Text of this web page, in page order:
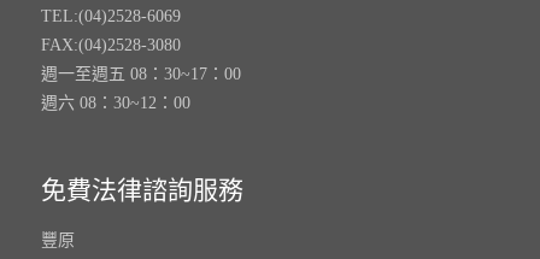
TEL:(04)2528-6069
FAX:(04)2528-3080
週一至週五 08：30~17：00
週六 08：30~12：00
免費法律諮詢服務
豐原